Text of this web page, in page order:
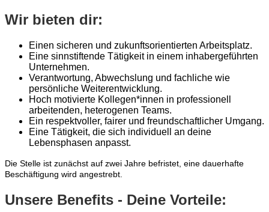
Wir bieten dir:
Einen sicheren und zukunftsorientierten Arbeitsplatz.
Eine sinnstiftende Tätigkeit in einem inhabergeführten
Unternehmen.
Verantwortung, Abwechslung und fachliche wie
persönliche Weiterentwicklung.
Hoch motivierte Kollegen*innen in professionell
arbeitenden, heterogenen Teams.
Ein respektvoller, fairer und freundschaftlicher Umgang.
Eine Tätigkeit, die sich individuell an deine
Lebensphasen anpasst.
Die Stelle ist zunächst auf zwei Jahre befristet, eine dauerhafte
Beschäftigung wird angestrebt.
Unsere Benefits - Deine Vorteile: